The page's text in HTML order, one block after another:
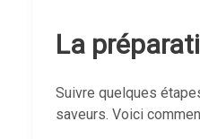
La
Suivre quelques
saveurs. Voici